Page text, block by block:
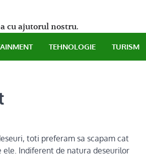
cu ajutorul nostru.
TEHNOLOGIE TURISM
toti preferam sa scapam cat
ele. Indiferent de natura deseurilor